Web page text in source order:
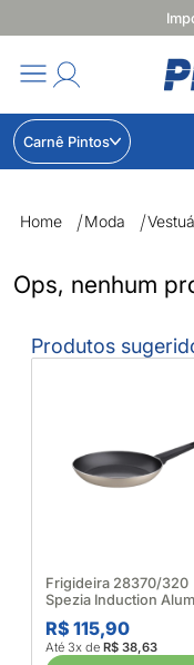
Carnê Pintos
Home
Moda
Ops, nenhum
Produtos
Frigideira 28370/320
Spezia Induction
Revestido
Starflon Excellent 20
Areia - Tramontina
R$ 115,90
Até 3x de R$ 38,63